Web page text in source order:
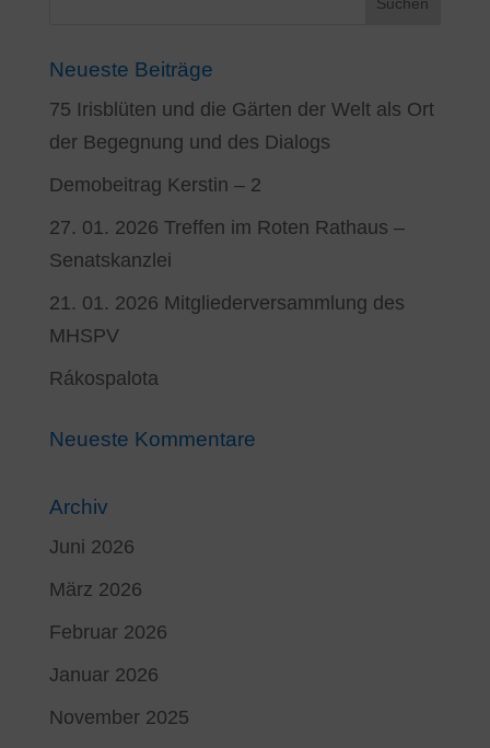
Neueste Beiträge
75 Irisblüten und die Gärten der Welt als Ort
der Begegnung und des Dialogs
Demobeitrag Kerstin – 2
27. 01. 2026 Treffen im Roten Rathaus –
Senatskanzlei
21. 01. 2026 Mitgliederversammlung des
MHSPV
Rákospalota
Neueste Kommentare
Archiv
Juni 2026
März 2026
Februar 2026
Januar 2026
November 2025